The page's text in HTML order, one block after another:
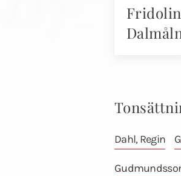
Dahl, Regin